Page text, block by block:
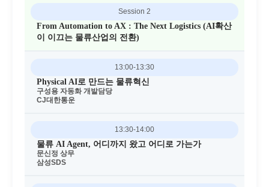
Session 2
From Automation to AX : The Next Logistics (AI확산
이 이끄는 물류산업의 전환)
13:00-13:30
Physical AI로 만드는 물류혁신
구성용 자동화 개발담당
CJ대한통운
13:30-14:00
물류 AI Agent, 어디까지 왔고 어디로 가는가
문신정 상무
삼성SDS